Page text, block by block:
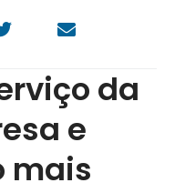
da
e
mais